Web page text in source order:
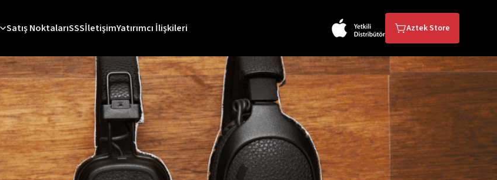
Satış NoktalarıSSSİletişimYatırımcı İlişkileri Aztek Store